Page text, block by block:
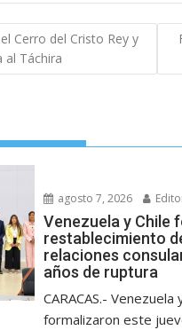
Cerro del Cristo Rey y
al Táchira
agosto 7, 2026
Venezuela y Chile
restablecimiento
relaciones
años de ruptura
CARACAS.- Venezuela
formalizaron este